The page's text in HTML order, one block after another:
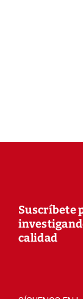
Suscríbete
calidad